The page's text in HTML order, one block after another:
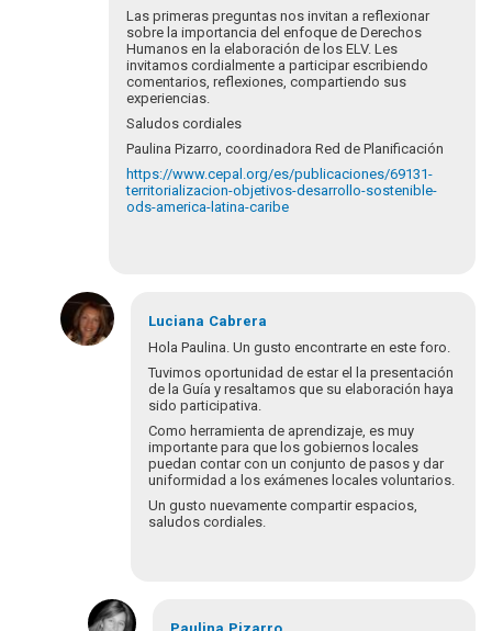
Las primeras preguntas nos invitan a reflexionar
sobre la importancia del enfoque de Derechos
Humanos en la elaboración de los ELV. Les
invitamos cordialmente a participar escribiendo
comentarios, reflexiones, compartiendo sus
experiencias.
Saludos cordiales
Paulina Pizarro, coordinadora Red de Planificación
https://www.cepal.org/es/publicaciones/69131-
territorializacion-objetivos-desarrollo-sostenible-
ods-america-latina-caribe
Luciana Cabrera
Hola Paulina. Un gusto encontrarte en este foro.
Tuvimos oportunidad de estar el la presentación
de la Guía y resaltamos que su elaboración haya
sido participativa.
Como herramienta de aprendizaje, es muy
importante para que los gobiernos locales
puedan contar con un conjunto de pasos y dar
uniformidad a los exámenes locales voluntarios.
Un gusto nuevamente compartir espacios,
saludos cordiales.